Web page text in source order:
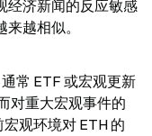
经济新闻的反应敏感
越相似。
常 ETF 或宏观更新
对重大宏观事件的
观环境对 ETH 的